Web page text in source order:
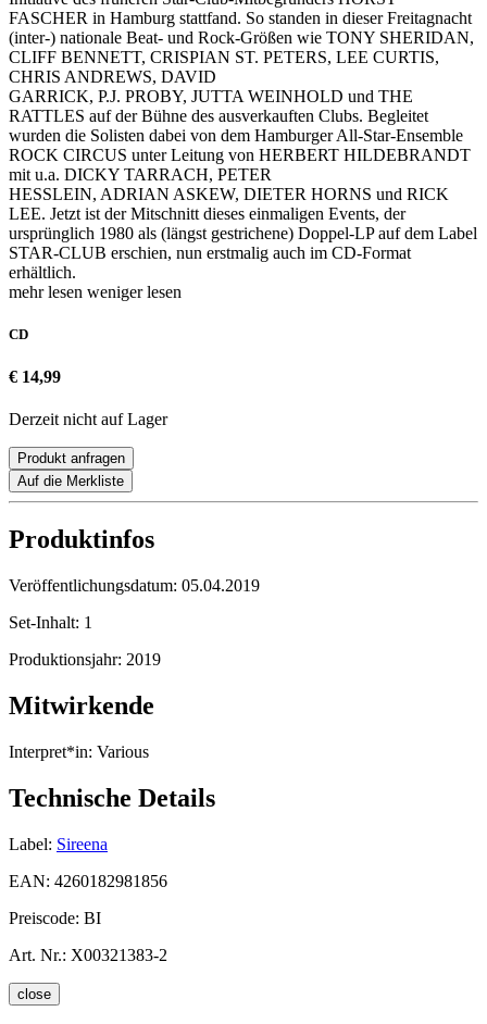
FASCHER in Hamburg stattfand. So standen in dieser Freitagnacht
(inter-) nationale Beat- und Rock-Größen wie TONY SHERIDAN,
CLIFF BENNETT, CRISPIAN ST. PETERS, LEE CURTIS,
CHRIS ANDREWS, DAVID
GARRICK, P.J. PROBY, JUTTA WEINHOLD und THE
RATTLES auf der Bühne des ausverkauften Clubs. Begleitet
wurden die Solisten dabei von dem Hamburger All-Star-Ensemble
ROCK CIRCUS unter Leitung von HERBERT HILDEBRANDT
mit u.a. DICKY TARRACH, PETER
HESSLEIN, ADRIAN ASKEW, DIETER HORNS und RICK
LEE. Jetzt ist der Mitschnitt dieses einmaligen Events, der
ursprünglich 1980 als (längst gestrichene) Doppel-LP auf dem Label
STAR-CLUB erschien, nun erstmalig auch im CD-Format
erhältlich.
mehr lesen weniger lesen
CD
€ 14,99
Derzeit nicht auf Lager
Produkt anfragen
Auf die Merkliste
Produktinfos
Veröffentlichungsdatum: 05.04.2019
Set-Inhalt: 1
Produktionsjahr: 2019
Mitwirkende
Interpret*in: Various
Technische Details
Label: Sireena
EAN: 4260182981856
Preiscode: BI
Art. Nr.: X00321383-2
close